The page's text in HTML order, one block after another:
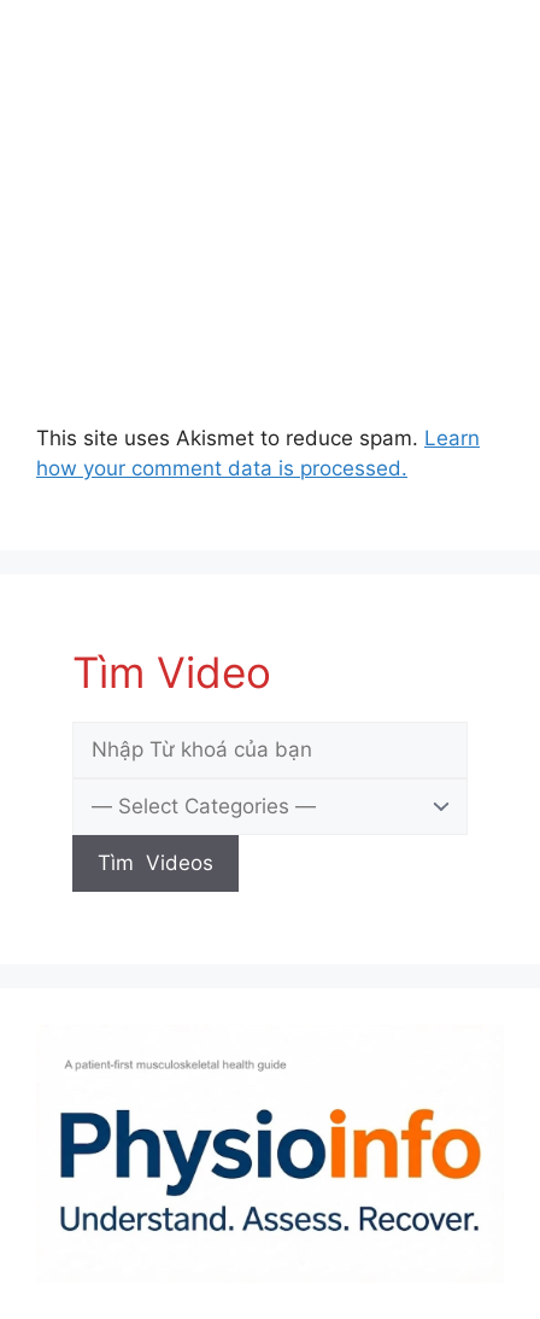
This site uses Akismet to reduce spam. Learn
how your comment data is processed.
Tìm Video